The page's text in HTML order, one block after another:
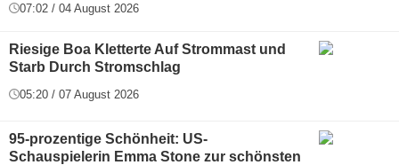
07:02 / 04 August 2026
Riesige Boa Kletterte Auf Strommast und
Starb Durch Stromschlag
05:20 / 07 August 2026
95-prozentige Schönheit: US-
Schauspielerin Emma Stone zur schönsten